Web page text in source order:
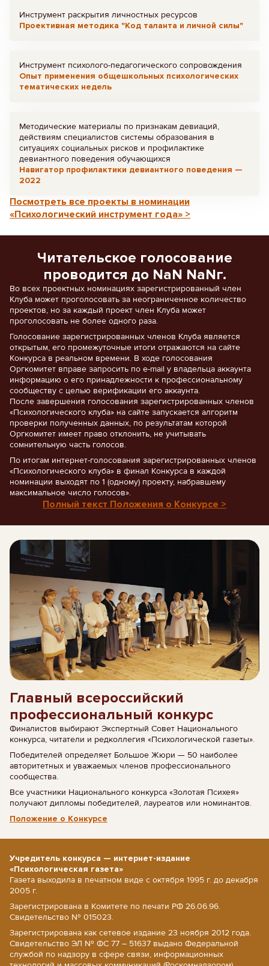
Инструмент раскрытия личностных ресурсов
Проективная методика "Код таланта и личной силы"
Инструмент психолого-педагогического сопровождения
Опыт применения общешкольных психологических
тематических недель
Методические материалы по признакам девиаций,
действиям специалистов системы образования в
ситуациях социальных рисков и профилактике
девиантного поведения обучающихся
Навигатор профилактики девиантного поведения —
2022
Посмотреть все проекты в номинации
«Психологический инструмент года» >
Читательское голосование
проводится до NaN NaNг.
Во всех проектных номинациях зарегистрированный член
Клуба может проголосовать за неограниченное количество
проектов, но за каждый проект член Клуба может
проголосовать не более одного раза.
Голосование зарегистрированных членов Клуба является
открытым, его промежуточные итоги отражаются на сайте
Конкурса в реальном времени. В ходе голосования
Оргкомитет вправе запросить по e-mail у владельца аккаунта
информацию о его принадлежности к профессиональному
сообществу с целью верификации его аккаунта.
После завершения голосования зарегистрированных членов
«Психологического клуба» на сайте запускается алгоритм
проверки полученных данных, по результатам которой
Оргкомитет имеет право отклонить, не учитывать
сомнительную часть голосов.
По итогам интернет-голосования зарегистрированных членов
«Психологического клуба» в финал Конкурса в каждой
номинации выходят по 1 (одному) проекту, набравшему
максимальное число голосов».
Полный текст Положения о Конкурсе >
Главный всероссийский
профессиональный конкурс
Финалистов выбирают Экспертный Совет Национального
конкурса, читатели и редколлегия «Психологической газеты».
Победителей определяет Большое Жюри — 50 наиболее
авторитетных и уважаемых членов профессионального
сообщества.
Все участники Национального конкурса «Золотая Психея»
получают дипломы победителей, лауреатов или номинантов.
Положение о Конкурсе
Учредитель конкурса — интернет-издание
«Психологическая газета»
Газета выходила в печатном виде с октября 1995 г. до декабря
2005 г.
Зарегистрирована в Комитете по печати РФ 26.06.96.
Свидетельство № 015023.
Зарегистрирована как сетевое издание 23 ноября 2012 года.
Свидетельство ЭЛ № ФС 77 – 51637 выдано Федеральной
службой по надзору в сфере связи, информационных